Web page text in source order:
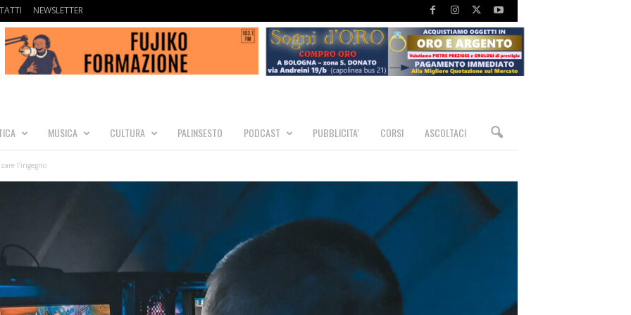
NEWSLETTER
MUSICA CULTURA PALINSESTO PODCAST PUBBLICITA’ CORSI ASCOLTACI
l’ingegno